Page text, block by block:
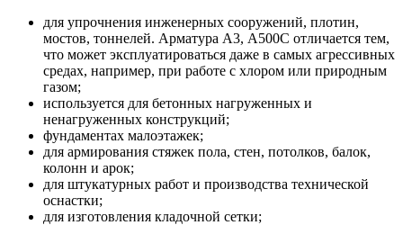
для упрочнения инженерных сооружений, плотин,
мостов, тоннелей. Арматура А3, А500С отличается тем,
что может эксплуатироваться даже в самых агрессивных
средах, например, при работе с хлором или природным
газом;
используется для бетонных нагруженных и
ненагруженных конструкций;
фундаментах малоэтажек;
для армирования стяжек пола, стен, потолков, балок,
колонн и арок;
для штукатурных работ и производства технической
оснастки;
для изготовления кладочной сетки;